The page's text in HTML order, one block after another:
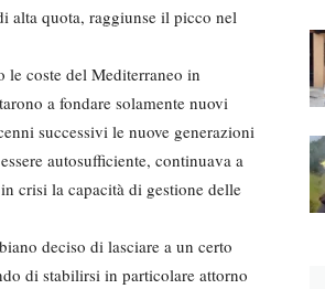
quota, raggiunse il picco nel
coste del Mediterraneo in
a fondare solamente nuovi
successivi le nuove generazioni
autosufficiente, continuava a
crisi la capacità di gestione delle
deciso di lasciare a un certo
di stabilirsi in particolare attorno